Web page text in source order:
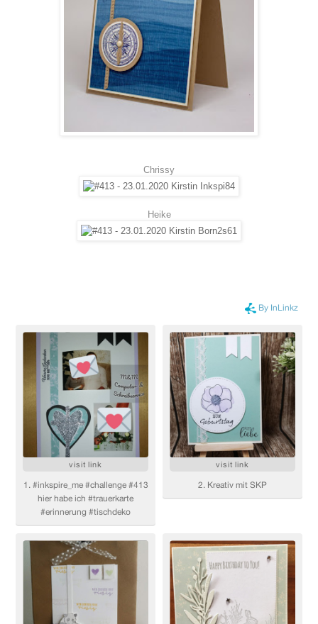
Chrissy
Heike